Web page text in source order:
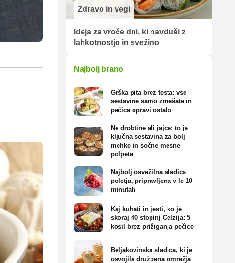
Zdravo in vegi
Ideja za vroče dni, ki navduši z
lahkotnostjo in svežino
Najbolj brano
Grška pita brez testa: vse
sestavine samo zmešate in
pečica opravi ostalo
Ne drobtine ali jajce: to je
ključna sestavina za bolj
mehke in sočne mesne
polpete
Najbolj osvežilna sladica
poletja, pripravljena v le 10
minutah
Kaj kuhati in jesti, ko je
skoraj 40 stopinj Celzija: 5
kosil brez prižiganja pečice
Beljakovinska sladica, ki je
osvojila družbena omrežja